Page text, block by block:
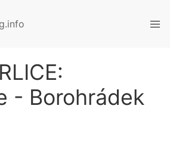
- Borohrádek